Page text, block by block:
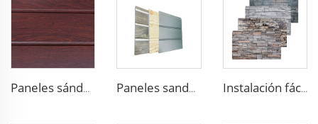
Paneles sándwich decorativos de espuma de poliuretano para paredes exteriores, compuestos metálicos para revestimiento de casa en renovación Paneles sandwich de espuma de poliuretano para techo, pared exterior con acabado tipo madera para casa Instalación fácil paneles estructurales aislados panel metálico decorativo pared materiales de construcción de casa